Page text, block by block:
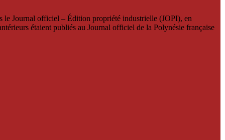
le Journal officiel – Édition propriété industrielle (JOPI), en
étaient publiés au Journal officiel de la Polynésie française